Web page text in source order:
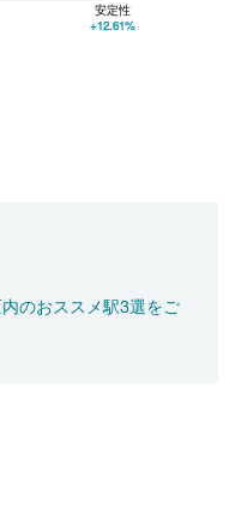
安定性
+12.61%
のおススメ駅3選をご